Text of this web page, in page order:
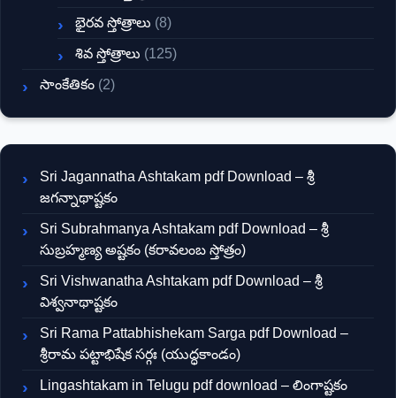
భైరవ స్తోత్రాలు (8)
శివ స్తోత్రాలు (125)
సాంకేతికం (2)
Sri Jagannatha Ashtakam pdf Download – శ్రీ
జగన్నాథాష్టకం
Sri Subrahmanya Ashtakam pdf Download – శ్రీ
సుబ్రహ్మణ్య అష్టకం (కరావలంబ స్తోత్రం)
Sri Vishwanatha Ashtakam pdf Download – శ్రీ
విశ్వనాథాష్టకం
Sri Rama Pattabhishekam Sarga pdf Download –
శ్రీరామ పట్టాభిషేక సర్గః (యుద్ధకాండం)
Lingashtakam in Telugu pdf download – లింగాష్టకం